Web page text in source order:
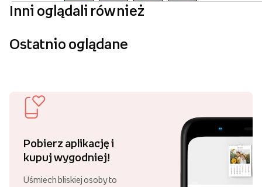
Inni oglądali również
Ostatnio oglądane
Pobierz aplikację i
kupuj wygodniej!
Uśmiech bliskiej osoby to